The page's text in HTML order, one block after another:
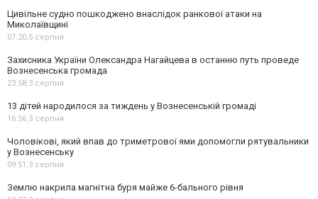
Цивільне судно пошкоджено внаслідок ранкової атаки на
Миколаївщині
07:20,5 серпня
Захисника України Олександра Нагайцева в останню путь проведе
Вознесенська громада
23:58,3 серпня
13 дітей народилося за тиждень у Вознесенській громаді
16:56,3 серпня
Чоловікові, який впав до триметрової ями допомогли рятувальники
у Вознесенську
09:51,3 серпня
Землю накрила магнітна буря майже 6-бального рівня